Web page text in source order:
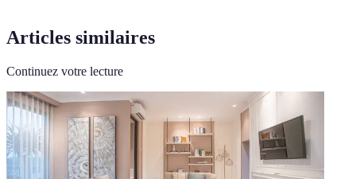
Articles similaires
Continuez votre lecture